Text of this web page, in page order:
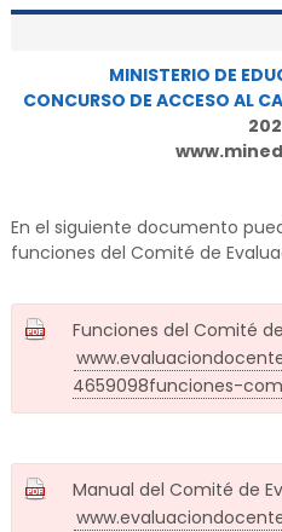
MINISTERIO DE
CONCURSO DE ACCESO AL
En el siguiente documento
funciones del Comité de
Funciones del Comité
4659098funciones-
Manual del Comité de